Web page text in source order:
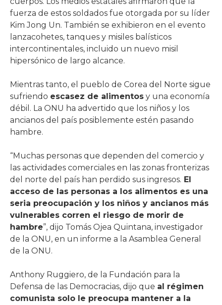
fuerza de estos soldados fue otorgada por su líder
Kim Jong Un. También se exhibieron en el evento
lanzacohetes, tanques y misiles balísticos
intercontinentales, incluido un nuevo misil
hipersónico de largo alcance.
Mientras tanto, el pueblo de Corea del Norte sigue
sufriendo escasez de alimentos y una economía
débil. La ONU ha advertido que los niños y los
ancianos del país posiblemente estén pasando
hambre.
“Muchas personas que dependen del comercio y
las actividades comerciales en las zonas fronterizas
del norte del país han perdido sus ingresos. El
acceso de las personas a los alimentos es una
seria preocupación y los niños y ancianos más
vulnerables corren el riesgo de morir de
hambre”, dijo Tomás Ojea Quintana, investigador
de la ONU, en un informe a la Asamblea General
de la ONU.
Anthony Ruggiero, de la Fundación para la
Defensa de las Democracias, dijo que al régimen
comunista solo le preocupa mantener a la